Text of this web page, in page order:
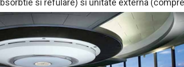
si refulare) si unitate externa